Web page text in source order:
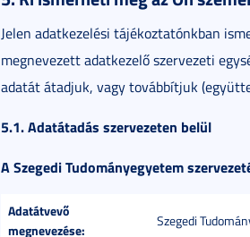
Jelen adatkezelési tájékoztatónkban
megnevezett adatkezelő szervezeti
adatát átadjuk, vagy továbbítjuk
5.1. Adatátadás szervezeten belül
A Szegedi Tudományegyetem
Adatátvevő
megnevezése:
Szegedi